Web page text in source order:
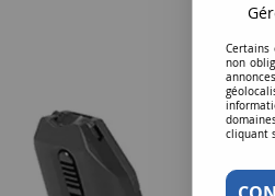
Certains
non
cliquant